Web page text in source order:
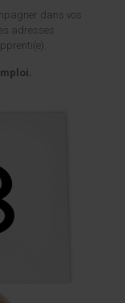
dans vos
adresses